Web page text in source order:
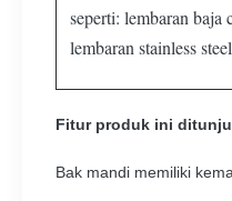
seperti: lembaran baja
lembaran stainless
Fitur produk ini
Bak mandi memiliki